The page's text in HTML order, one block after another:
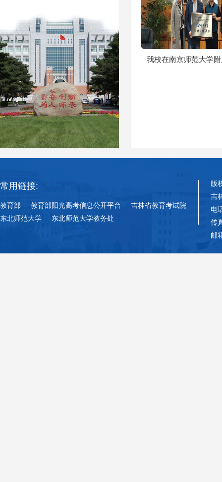
我校在南京师范大学
常用链接:
教育部 教育部阳光高考信息公开平台
吉林省教育考试院
东北师范大学
东北师范大学教务处
版
吉
电
传
邮